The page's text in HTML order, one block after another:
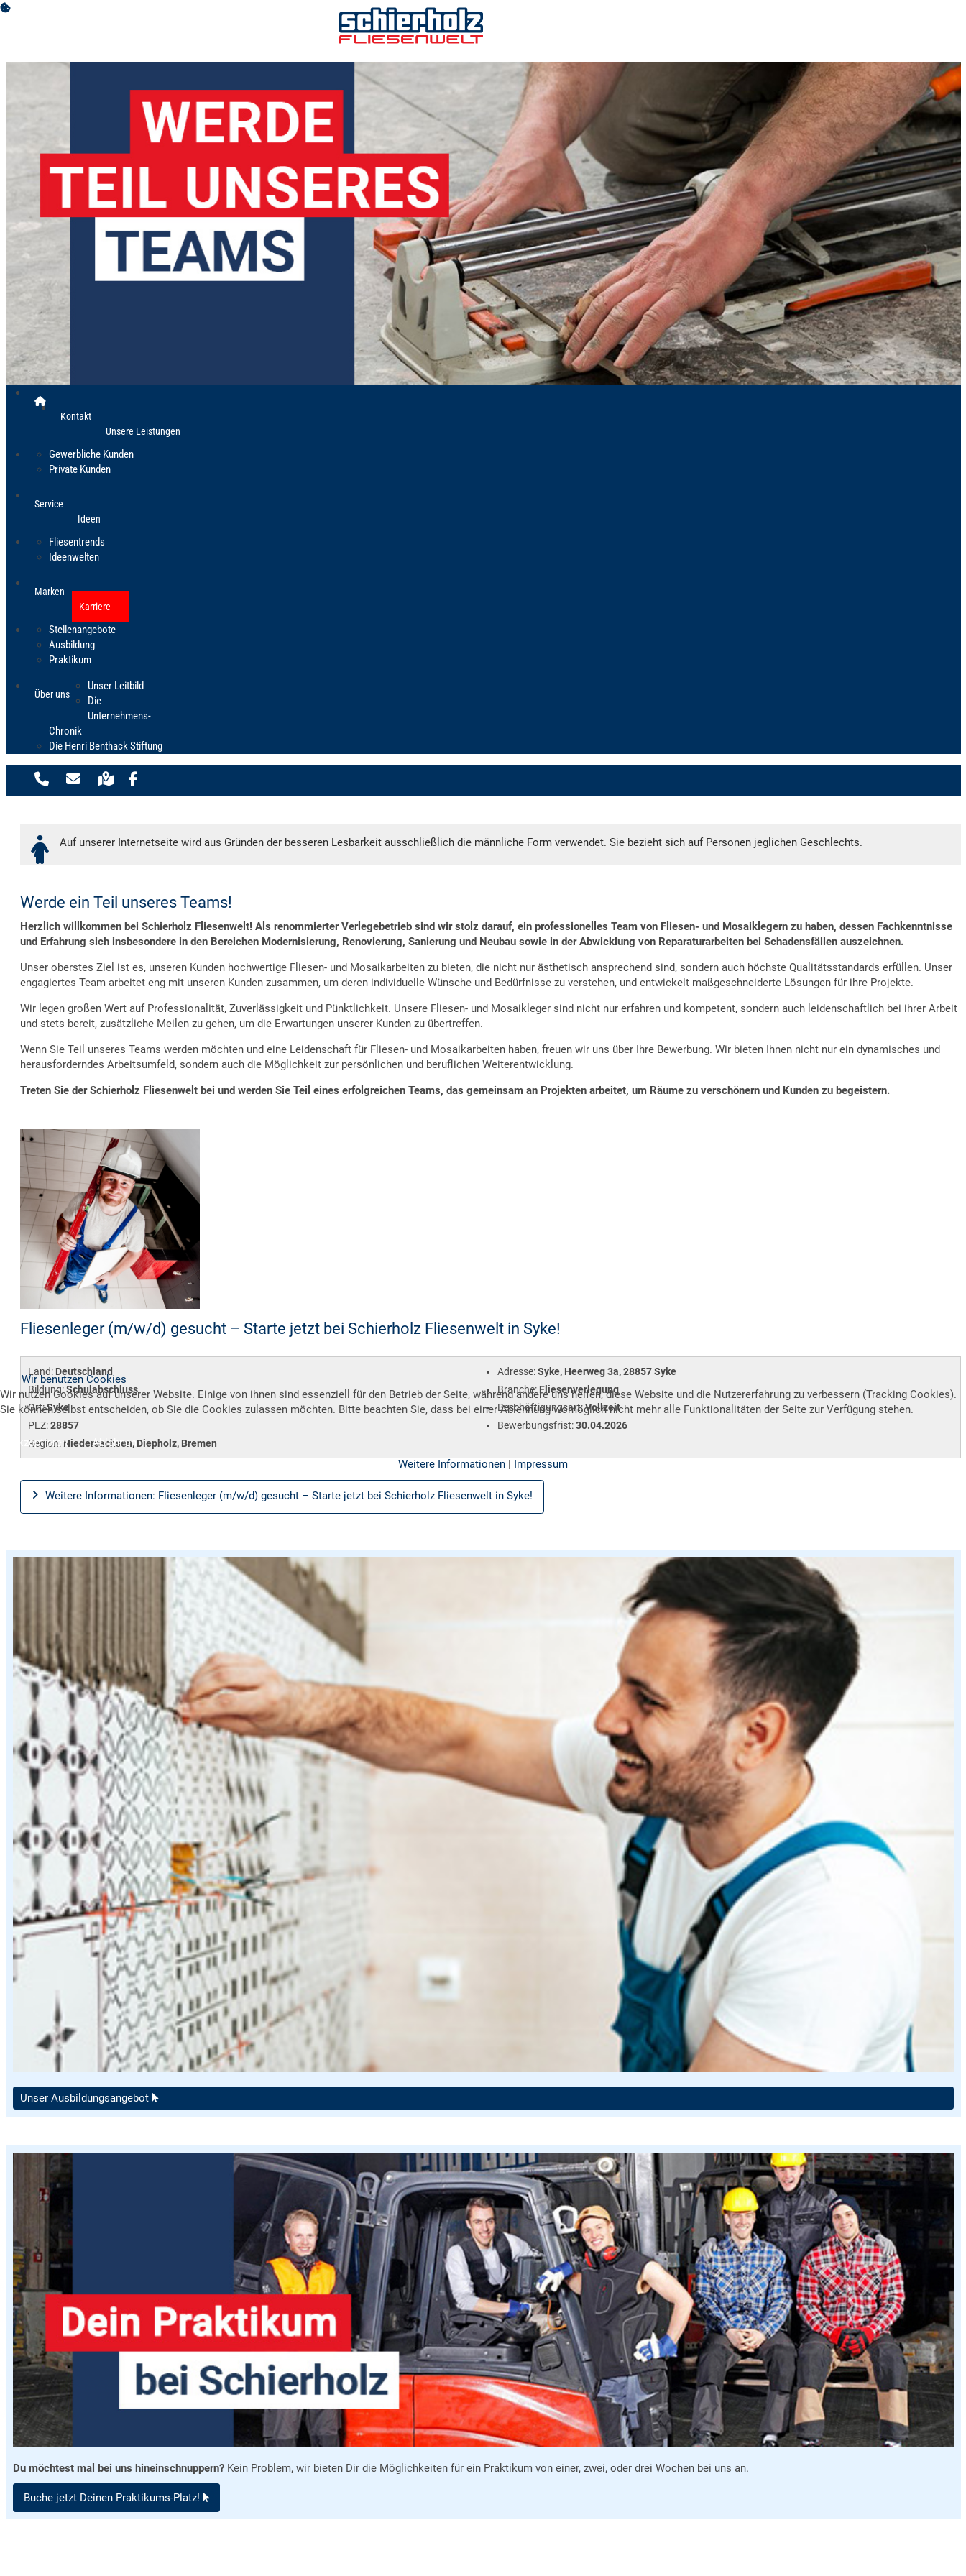
Kontakt
Unsere Leistungen
Gewerbliche Kunden
Private Kunden
Service
Ideen
Fliesentrends
Ideenwelten
Marken
Karriere
Stellenangebote
Ausbildung
Praktikum
Über uns
Unser Leitbild
Die
Unternehmens-
Chronik
Die Henri Benthack Stiftung
Auf unserer Internetseite wird aus Gründen der besseren Lesbarkeit ausschließlich die männliche Form verwendet. Sie bezieht sich auf Personen jeglichen Geschlechts.
Werde ein Teil unseres Teams!
Herzlich willkommen bei Schierholz Fliesenwelt! Als renommierter Verlegebetrieb sind wir stolz darauf, ein professionelles Team von Fliesen- und Mosaiklegern zu haben, dessen Fachkenntnisse
und Erfahrung sich insbesondere in den Bereichen Modernisierung, Renovierung, Sanierung und Neubau sowie in der Abwicklung von Reparaturarbeiten bei Schadensfällen auszeichnen.
Unser oberstes Ziel ist es, unseren Kunden hochwertige Fliesen- und Mosaikarbeiten zu bieten, die nicht nur ästhetisch ansprechend sind, sondern auch höchste Qualitätsstandards erfüllen. Unser
engagiertes Team arbeitet eng mit unseren Kunden zusammen, um deren individuelle Wünsche und Bedürfnisse zu verstehen, und entwickelt maßgeschneiderte Lösungen für ihre Projekte.
Wir legen großen Wert auf Professionalität, Zuverlässigkeit und Pünktlichkeit. Unsere Fliesen- und Mosaikleger sind nicht nur erfahren und kompetent, sondern auch leidenschaftlich bei ihrer Arbeit
und stets bereit, zusätzliche Meilen zu gehen, um die Erwartungen unserer Kunden zu übertreffen.
Wenn Sie Teil unseres Teams werden möchten und eine Leidenschaft für Fliesen- und Mosaikarbeiten haben, freuen wir uns über Ihre Bewerbung. Wir bieten Ihnen nicht nur ein dynamisches und
herausforderndes Arbeitsumfeld, sondern auch die Möglichkeit zur persönlichen und beruflichen Weiterentwicklung.
Treten Sie der Schierholz Fliesenwelt bei und werden Sie Teil eines erfolgreichen Teams, das gemeinsam an Projekten arbeitet, um Räume zu verschönern und Kunden zu begeistern.
Fliesenleger (m/w/d) gesucht – Starte jetzt bei Schierholz Fliesenwelt in Syke!
Land: Deutschland
Bildung:Schulabschluss
Ort:Syke
PLZ:28857
Region:Niedersachsen, Diepholz, Bremen
Adresse:
Syke, Heerweg 3a, 28857 Syke
Branche: Fliesenverlegung
Beschäftigungsart:Vollzeit
Bewerbungsfrist:30.04.2026
Weitere Informationen: Fliesenleger (m/w/d) gesucht – Starte jetzt bei Schierholz Fliesenwelt in Syke!
Unser Ausbildungs­angebot
Du möchtest mal bei uns hinein­schnuppern?Kein Problem, wir bieten Dir die Möglichkeiten für ein Praktikum von einer, zwei, oder drei Wochen bei uns an.
Buche jetzt Deinen Praktikums-Platz!
Wir benutzen Cookies
Wir nutzen Cookies auf unserer Website. Einige von ihnen sind essenziell für den Betrieb der Seite, während andere uns helfen, diese Website und die Nutzererfahrung zu verbessern (Tracking Cookies).
Sie können selbst entscheiden, ob Sie die Cookies zulassen möchten. Bitte beachten Sie, dass bei einer Ablehnung womöglich nicht mehr alle Funktionalitäten der Seite zur Verfügung stehen.
Akzeptieren
Ablehnen
Weitere Informationen | Impressum